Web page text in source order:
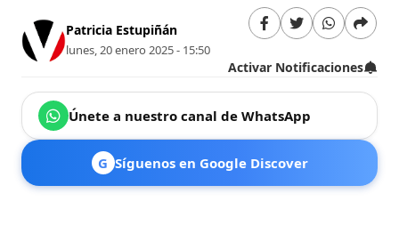
Patricia Estupiñán
lunes, 20 enero 2025 - 15:50
Activar Notificaciones
Únete a nuestro canal de WhatsApp
G Síguenos en Google Discover